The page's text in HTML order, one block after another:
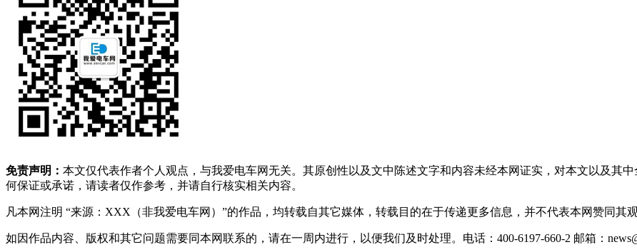
免责声明： 本文仅代表作者个人观点，与我爱电车网无关。其原创性以及文中陈述文字和内容未经本网证实，对本文以及其
何保证或承诺，请读者仅作参考，并请自行核实相关内容。
凡本网注明 “来源：XXX（非我爱电车网）”的作品，均转载自其它媒体，转载目的在于传递更多信息，并不代表本网赞同其
如因作品内容、版权和其它问题需要同本网联系的，请在一周内进行，以便我们及时处理。电话：400-6197-660-2 邮箱：